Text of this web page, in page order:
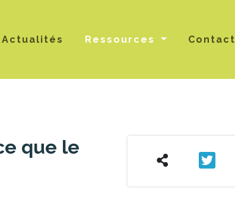
Actualités Ressources Contact
que le